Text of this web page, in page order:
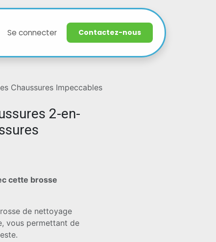
Support
Se connecter Contactez-nous
Chaussures Impeccables
2-en-
cette brosse
de nettoyage
vous permettant de